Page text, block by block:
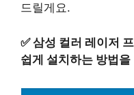
드릴게요.
✅삼성 컬러 레이저
쉽게 설치하는 방법